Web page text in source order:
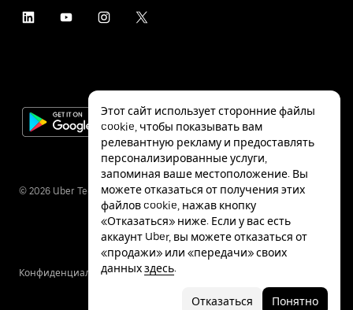
© 2026 Uber Technologies Inc.
КонфиденциальностьСпециальные
Этот сайт использует сторонние файлы
cookie, чтобы показывать вам
релевантную рекламу и предоставлять
персонализированные услуги,
запоминая ваше местоположение. Вы
можете отказаться от получения этих
файлов cookie, нажав кнопку
«Отказаться» ниже. Если у вас есть
аккаунт Uber, вы можете отказаться от
«продажи» или «передачи» своих
данныхздесь.
Отказаться Понятно